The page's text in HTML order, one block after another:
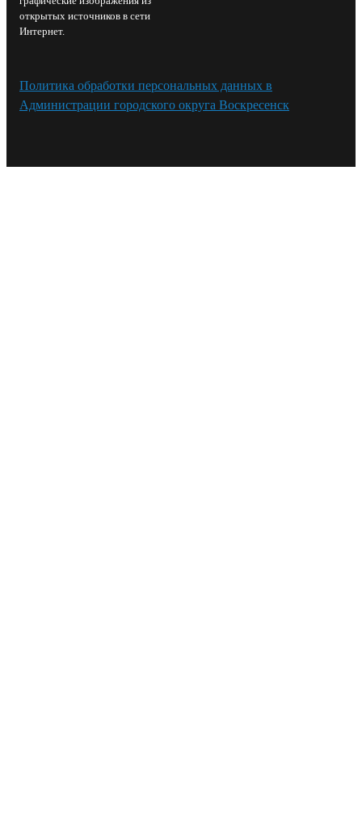
открытых источников в сети
Интернет.
Политика обработки персональных данных в
Администрации городского округа Воскресенск